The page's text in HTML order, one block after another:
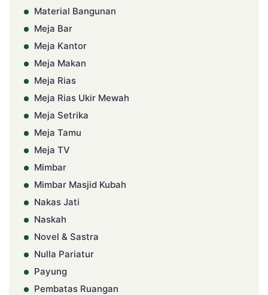
Material Bangunan
Meja Bar
Meja Kantor
Meja Makan
Meja Rias
Meja Rias Ukir Mewah
Meja Setrika
Meja Tamu
Meja TV
Mimbar
Mimbar Masjid Kubah
Nakas Jati
Naskah
Novel & Sastra
Nulla Pariatur
Payung
Pembatas Ruangan